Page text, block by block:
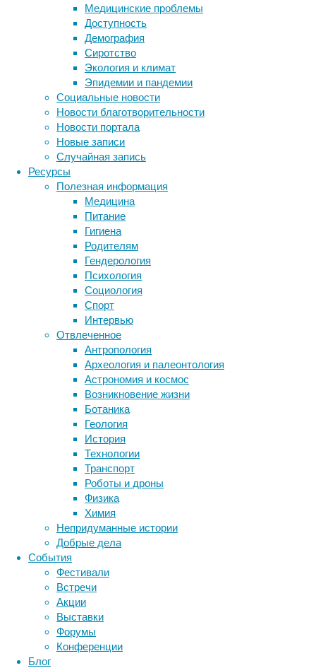
Медицинские проблемы
Доступность
Демография
Сиротство
Экология и климат
Эпидемии и пандемии
Социальные новости
Новости благотворительности
Новости портала
Новые записи
Случайная запись
Ресурсы
Полезная информация
Медицина
Питание
Гигиена
Родителям
Гендерология
Психология
Социология
Спорт
Интервью
Отвлеченное
Антропология
Археология и палеонтология
Астрономия и космос
Возникновение жизни
Ботаника
Геология
История
Технологии
Транспорт
Роботы и дроны
Физика
Химия
Непридуманные истории
Добрые дела
События
Фестивали
Встречи
Акции
Выставки
Форумы
Конференции
Блог
текста.
Исследователи
из
Университета
Эдит
Коуэн
выяснили,
привычка
определяется
когнитивными
способностями
вроде
силы
внимания,
тем,
насколько
важную
роль
музыка
играет
жизни
конкретного
человека.
Вопрос
о
влиянии
фоновой
музыки
на
чтение
остается
Метки
ДНК бактерии биология
биотехнология вирусы
генетика дети
здоровье
инструменты и методы
исследования
лекарства медицина
мозг наука неврология
нейробиология
нейрофизиология
поведение
сон социальные проблемы
физиология
эмоции эпидемия